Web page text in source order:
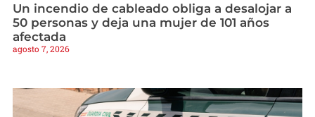
Un incendio de cableado obliga a desalojar a
50 personas y deja una mujer de 101 años
afectada
agosto 7, 2026